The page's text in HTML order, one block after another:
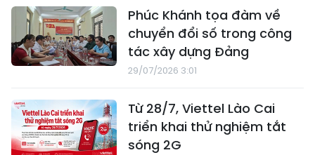
Phúc Khánh tọa đàm về
chuyển đổi số trong công
tác xây dựng Đảng
29/07/2026 3:01
Từ 28/7, Viettel Lào Cai
triển khai thử nghiệm tắt
sóng 2G